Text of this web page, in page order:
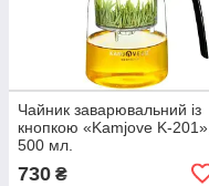
Чайник заварювальний із
кнопкою «Kamjove K-201»,
500 мл.
730 ₴